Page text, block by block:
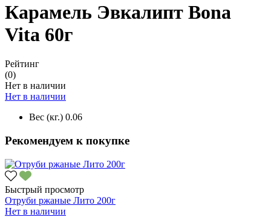
Карамель Эвкалипт Bona
Vita 60г
Рейтинг
(0)
Нет в наличии
Нет в наличии
Вес (кг.) 0.06
Рекомендуем к покупке
Быстрый просмотр
Отруби ржаные Лито 200г
Нет в наличии